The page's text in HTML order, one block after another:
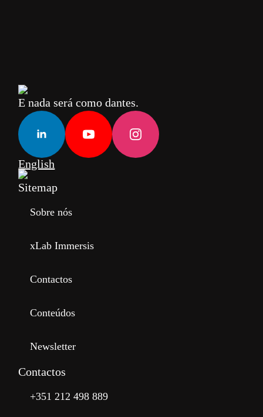
E nada será como dantes.
English
Sitemap
Sobre nós
xLab Immersis
Contactos
Conteúdos
Newsletter
Contactos
+351 212 498 889